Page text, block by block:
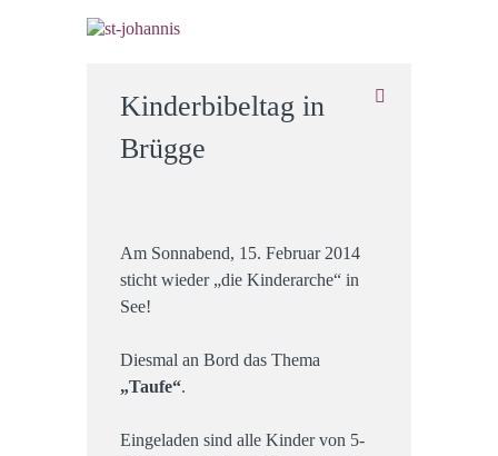
Kinderbibeltag in
Brügge
Am Sonnabend, 15. Februar 2014
sticht wieder „die Kinderarche“ in
See!
Diesmal an Bord das Thema
„Taufe“.
Eingeladen sind alle Kinder von 5-